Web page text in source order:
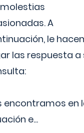
A
le
las respuesta a
encontramos en
e...